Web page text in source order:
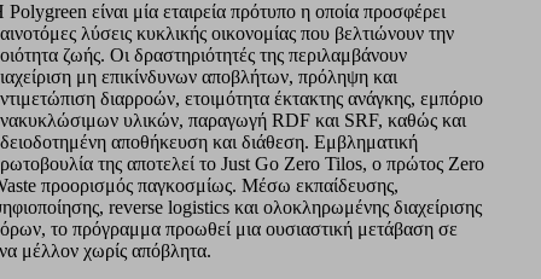
Polygreen είναι μία εταιρεία πρότυπο η οποία προσφέρει
λύσεις κυκλικής οικονομίας που βελτιώνουν την
ζωής. Οι δραστηριότητές της περιλαμβάνουν
μη επικίνδυνων αποβλήτων, πρόληψη και
διαρροών, ετοιμότητα έκτακτης ανάγκης, εμπόριο
υλικών, παραγωγή RDF και SRF, καθώς και
αποθήκευση και διάθεση. Εμβληματική
της αποτελεί το Just Go Zero Tilos, ο πρώτος Zero
προορισμός παγκοσμίως. Μέσω εκπαίδευσης,
reverse logistics και ολοκληρωμένης διαχείρισης
το πρόγραμμα προωθεί μια ουσιαστική μετάβαση σε
μέλλον χωρίς απόβλητα.